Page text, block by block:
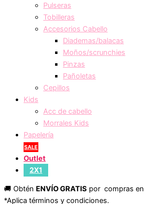
Pulseras
Tobilleras
Accesorios Cabello
Diademas/balacas
Moños/scrunchies
Pinzas
Pañoletas
Cepillos
Kids
Acc de cabello
Morrales Kids
Papelería
SALE
Outlet
2X1
🚚 Obtén ENVÍO GRATIS por compras en
*Aplica términos y condiciones.